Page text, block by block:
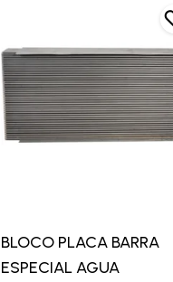
BLOCO PLACA BARRA
ESPECIAL AGUA